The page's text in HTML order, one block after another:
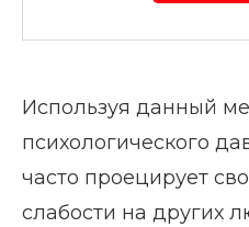
Используя данный
психологического
часто проецирует
слабости на других